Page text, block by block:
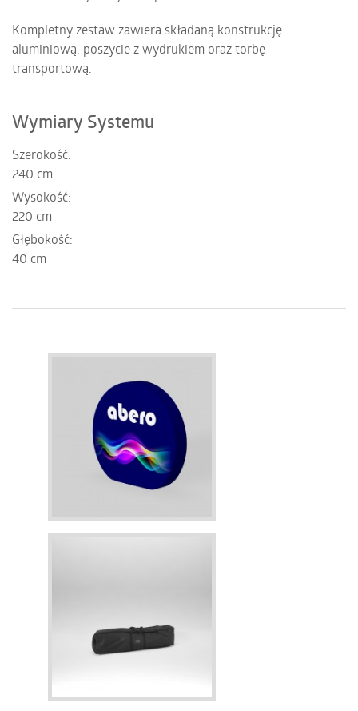
Kompletny zestaw zawiera składaną konstrukcję
aluminiową, poszycie z wydrukiem oraz torbę
transportową.
Wymiary Systemu
Szerokość:
240 cm
Wysokość:
220 cm
Głębokość:
40 cm